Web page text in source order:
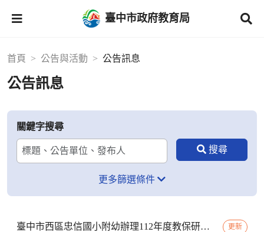
臺中市政府教育局
首頁 公告與活動 公告訊息
公告訊息
關鍵字搜尋
更多篩選條件
臺中市西區忠信國小附幼辦理112年度教保研習─ 「嬰幼用藥安全~就是「藥」你好好的」，請鼓勵貴校(園)教保服務人員踴躍參加 更新